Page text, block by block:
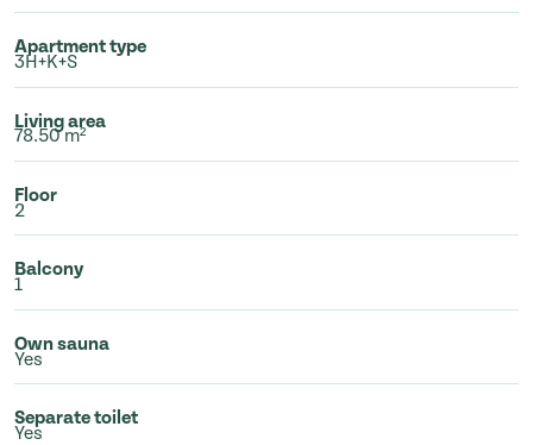
Apartment type
3H+K+S
Living area
78.50 m²
Floor
2
Balcony
1
Own sauna
Yes
Separate toilet
Yes